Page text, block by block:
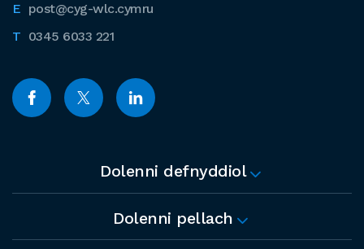
post@cyg-wlc.cymru
0345 6033 221
Dolenni defnyddiol
Dolenni pellach